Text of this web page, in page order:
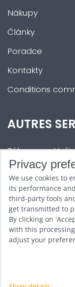
Nákupy
Články
Poradce
Kontakty
Conditions
AUTRES
Zábava na Vaši
Půjčovna
Promotéři
Kurzy a setkání
Velkoobchod
Nabídka práce
Privacy
We use cookies to
its performance
third-party tools
get transmitted to
By clicking on
with this
adjust your